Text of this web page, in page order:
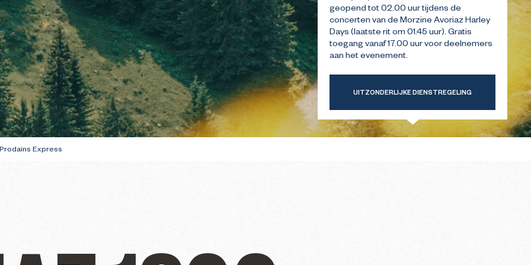
GIDS VOOR UW EERSTE
BEZOEK IN DE WINTER
GIDS VOOR UW EERSTE
BEZOEK IN DE ZOMER
te bereiden
geopend tot 02.00 uur tijdens de
concerten van de Morzine Avoriaz Harley
Days (laatste rit om 01.45 uur). Gratis
toegang vanaf 17.00 uur voor deelnemers
aan het evenement.
UITZONDERLIJKE DIENSTREGELING
Express